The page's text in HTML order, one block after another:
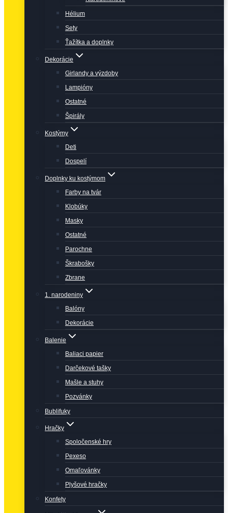
Hélium
Sety
Ťažítka a doplnky
Dekorácie
Girlandy a výzdoby
Lampióny
Ostatné
Špirály
Kostýmy
Deti
Dospelí
Doplnky ku kostýmom
Farby na tvár
Klobúky
Masky
Ostatné
Parochne
Škrabošky
Zbrane
1. narodeniny
Balóny
Dekorácie
Balenie
Baliaci papier
Darčekové tašky
Mašle a stuhy
Pozvánky
Bublifuky
Hračky
Spoločenské hry
Pexeso
Omaľovánky
Plyšové hračky
Konfety